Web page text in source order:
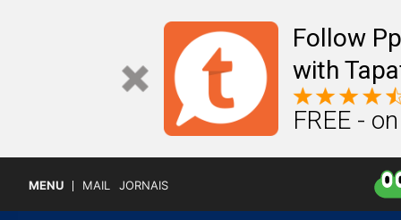
Follow
with
FREE -
MENU MAIL JORNAIS